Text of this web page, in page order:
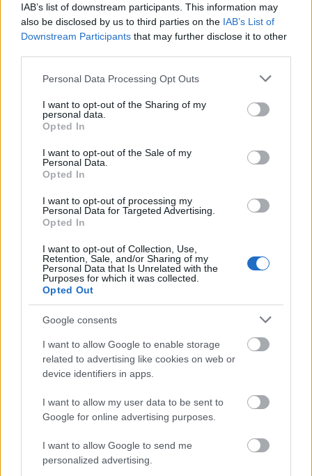
IAB’s list of downstream participants. This information may
also be disclosed by us to third parties on the IAB’s List of
Downstream Participants that may further disclose it to other
Please note that this website/app uses one or more Google
not limited to your visit or usage behaviour. You may click to
grant or deny consent to Google and its third-party tags to
use your data for below specified purposes in below Google
consent section.
Personal Data Processing Opt Outs
I want to opt-out of the Sharing of my
personal data.
Opted In
I want to opt-out of the Sale of my
Personal Data.
Opted In
I want to opt-out of processing my
Personal Data for Targeted Advertising.
Opted In
I want to opt-out of Collection, Use,
Retention, Sale, and/or Sharing of my
Personal Data that Is Unrelated with the
Purposes for which it was collected.
Opted Out
Google consents
I want to allow Google to enable storage
related to advertising like cookies on web or
device identifiers in apps.
I want to allow my user data to be sent to
Google for online advertising purposes.
I want to allow Google to send me
personalized advertising.
nekünk, hogy valami olyat teremthessünk,
amit a rajongók figyelemre méltónak
Gretchen Berg hozzátette:
"Nem csalhatsz azzal, hogy a képernyőre
kerülő dolgok kilencvenöt százaléka teljesen
egyedi és különleges, a maradék öt
százalékot pedig megveszed a boltban.
is. Büszke vagyok arra, ami képernyőre
kerül, igazán szép, és a világ megteremtését
egy teljesen új szintre emeli."